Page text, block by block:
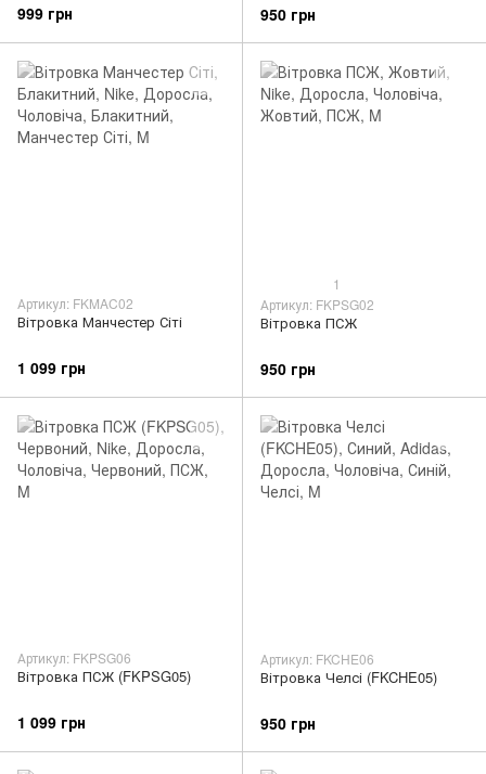
999 грн 950 грн
Артикул: FKMAC02
Вітровка Манчестер Сіті
1 099 грн
1
Артикул: FKPSG02
Вітровка ПСЖ
950 грн
Артикул: FKPSG06
Вітровка ПСЖ (FKPSG05)
1 099 грн
Артикул: FKCHE06
Вітровка Челсі (FKCHE05)
950 грн